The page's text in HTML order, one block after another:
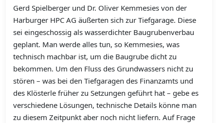
Gerd Spielberger und Dr. Oliver Kemmesies von der
Harburger HPC AG äußerten sich zur Tiefgarage. Diese
sei eingeschossig als wasserdichter Baugrubenverbau
geplant. Man werde alles tun, so Kemmesies, was
technisch machbar ist, um die Baugrube dicht zu
bekommen. Um den Fluss des Grundwassers nicht zu
stören – was bei den Tiefgaragen des Finanzamts und
des Klösterle früher zu Setzungen geführt hat – gebe es
verschiedene Lösungen, technische Details könne man
zu diesem Zeitpunkt aber noch nicht liefern. Auf Frage